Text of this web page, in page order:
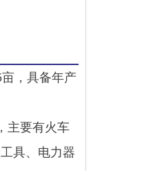
，具备年产
主要有火车
具、电力器